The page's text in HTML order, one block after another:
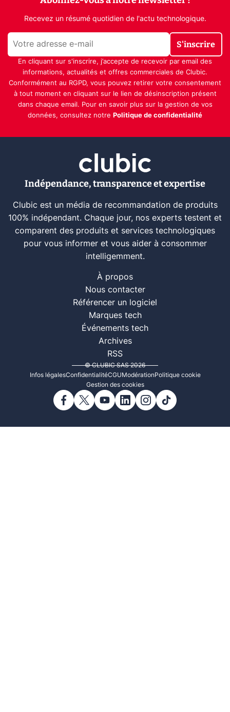
Recevez un résumé quotidien de l'actu technologique.
S'inscrire
En cliquant sur s'inscrire, j’accepte de recevoir par email des
informations, actualités et offres commerciales de Clubic.
Conformément au RGPD, vous pouvez retirer votre consentement
à tout moment en cliquant sur le lien de désinscription présent
dans chaque email. Pour en savoir plus sur la gestion de vos
données, consultez notre Politique de confidentialité
Indépendance, transparence et expertise
Clubic est un média de recommandation de produits
100% indépendant. Chaque jour, nos experts testent et
comparent des produits et services technologiques
pour vous informer et vous aider à consommer
intelligemment.
À propos
Nous contacter
Référencer un logiciel
Marques tech
Événements tech
Archives
RSS
© CLUBIC SAS 2026
Infos légalesConfidentialitéCGUModérationPolitique cookie
Gestion des cookies